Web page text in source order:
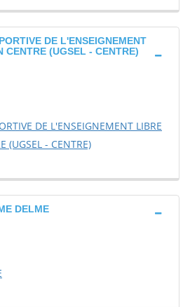
DE L'ENSEIGNEMENT
CENTRE (UGSEL - CENTRE)
DE L'ENSEIGNEMENT LIBRE
(UGSEL - CENTRE)
DELME